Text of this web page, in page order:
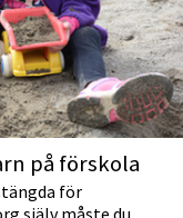
på förskola
för